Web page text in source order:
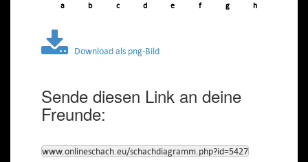
a b c d e f g h
Download als png-Bild
Sende diesen Link an deine
Freunde:
www.onlineschach.eu/schachdiagramm.php?id=5427